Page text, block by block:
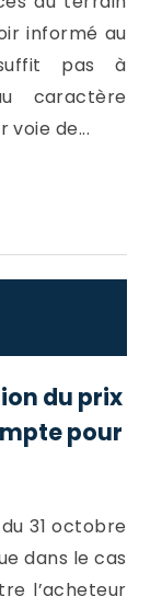
informé au
pas à
caractère
de...
du prix
pour
31 octobre
dans le cas
l’acheteur